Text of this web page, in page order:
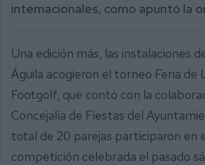
internacionales, como apuntó la
Una edición más, las instalaciones
Águila acogieron el torneo Feria de
Footgolf, que contó con la
Concejalía de Fiestas del
total de 20 parejas participaron en
competición celebrada el pasado